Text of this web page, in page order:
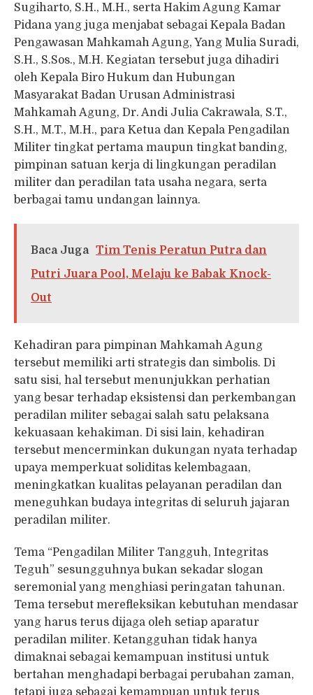
Sugiharto, S.H., M.H., serta Hakim Agung Kamar
Pidana yang juga menjabat sebagai Kepala Badan
Pengawasan Mahkamah Agung, Yang Mulia Suradi,
S.H., S.Sos., M.H. Kegiatan tersebut juga dihadiri
oleh Kepala Biro Hukum dan Hubungan
Masyarakat Badan Urusan Administrasi
Mahkamah Agung, Dr. Andi Julia Cakrawala, S.T.,
S.H., M.T., M.H., para Ketua dan Kepala Pengadilan
Militer tingkat pertama maupun tingkat banding,
pimpinan satuan kerja di lingkungan peradilan
militer dan peradilan tata usaha negara, serta
berbagai tamu undangan lainnya.
Baca Juga Tim Tenis Peratun Putra dan
Putri Juara Pool, Melaju ke Babak Knock-
Out
Kehadiran para pimpinan Mahkamah Agung
tersebut memiliki arti strategis dan simbolis. Di
satu sisi, hal tersebut menunjukkan perhatian
yang besar terhadap eksistensi dan perkembangan
peradilan militer sebagai salah satu pelaksana
kekuasaan kehakiman. Di sisi lain, kehadiran
tersebut mencerminkan dukungan nyata terhadap
upaya memperkuat soliditas kelembagaan,
meningkatkan kualitas pelayanan peradilan dan
meneguhkan budaya integritas di seluruh jajaran
peradilan militer.
Tema “Pengadilan Militer Tangguh, Integritas
Teguh” sesungguhnya bukan sekadar slogan
seremonial yang menghiasi peringatan tahunan.
Tema tersebut merefleksikan kebutuhan mendasar
yang harus terus dijaga oleh setiap aparatur
peradilan militer. Ketangguhan tidak hanya
dimaknai sebagai kemampuan institusi untuk
bertahan menghadapi berbagai perubahan zaman,
tetapi juga sebagai kemampuan untuk terus